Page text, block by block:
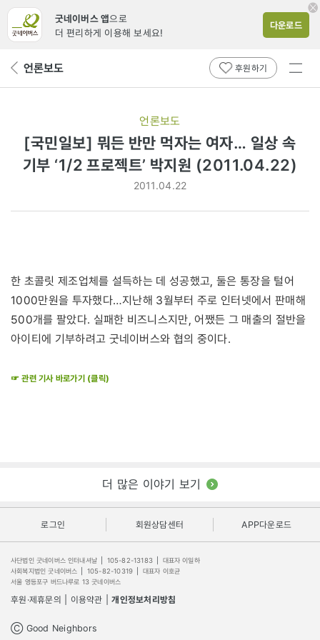
굿네이버스 앱으로
더 편리하게 이용해 보세요!
다운로드
뒤 언론보도 후원하기
전체
언론보도
[국민일보] 뭐든 반만 먹자는 여자… 일상 속
기부 ‘1/2 프로젝트’ 박지원 (2011.04.22)
2011.04.22
한 초콜릿 제조업체를 설득하는 데 성공했고, 둘은 통장을 털어
1000만원을 투자했다…지난해 3월부터 주로 인터넷에서 판매해
500개를 팔았다. 실패한 비즈니스지만, 어쨌든 그 매출의 절반을
아이티에 기부하려고 굿네이버스와 협의 중이다.
☞ 관련 기사 바로가기 (클릭)
더 많은 이야기 보기
로그인 회원상담센터 APP다운로드
사단법인 굿네이버스 인터내셔날 105-82-13183
대표자 이일하
사회복지법인 굿네이버스
105-82-10319
대표자 이호균
서울 영등포구 버드나루로 13 굿네이버스
후원·제휴문의 이용약관 개인정보처리방침
Ⓒ Good Neighbors